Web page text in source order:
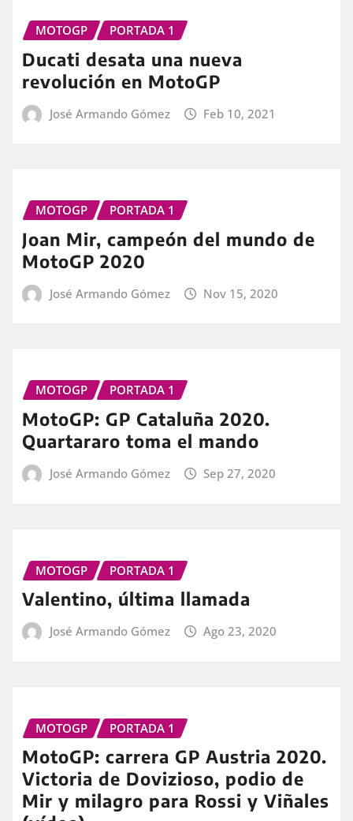
MOTOGP PORTADA 1
Ducati desata una nueva
revolución en MotoGP
José Armando Gómez Feb 10, 2021
MOTOGP PORTADA 1
Joan Mir, campeón del mundo de
MotoGP 2020
José Armando Gómez Nov 15, 2020
MOTOGP PORTADA 1
MotoGP: GP Cataluña 2020.
Quartararo toma el mando
José Armando Gómez Sep 27, 2020
MOTOGP PORTADA 1
Valentino, última llamada
José Armando Gómez Ago 23, 2020
MOTOGP PORTADA 1
MotoGP: carrera GP Austria 2020.
Victoria de Dovizioso, podio de
Mir y milagro para Rossi y Viñales